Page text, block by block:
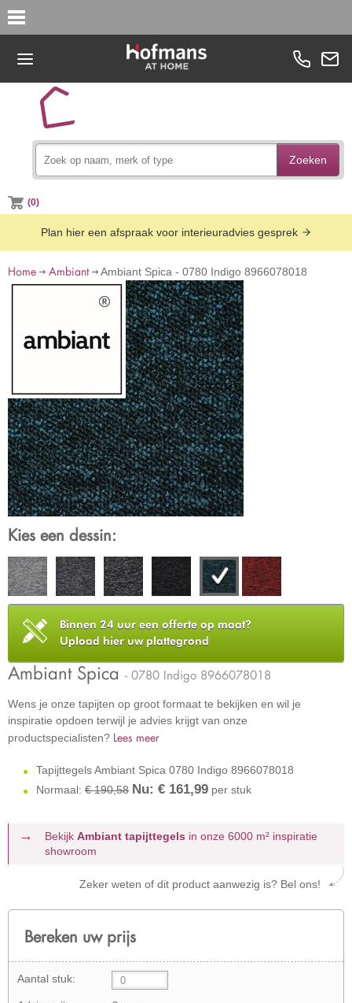
Zoeken
(0)
Plan hier een afspraak voor interieuradvies gesprek
Home Ambiant Ambiant Spica - 0780 Indigo 8966078018
Kies een dessin:
Binnen 24 uur een offerte op maat?
Upload hier uw plattegrond
Ambiant Spica - 0780 Indigo 8966078018
Wens je onze tapijten op groot formaat te bekijken en wil je
inspiratie opdoen terwijl je advies krijgt van onze
productspecialisten? Lees meer
Tapijttegels Ambiant Spica 0780 Indigo 8966078018
Normaal: € 190,58 Nu: € 161,99 per stuk
Bekijk Ambiant tapijttegels in onze 6000 m² inspiratie
showroom
Zeker weten of dit product aanwezig is? Bel ons!
Bereken uw prijs
Aantal stuk: